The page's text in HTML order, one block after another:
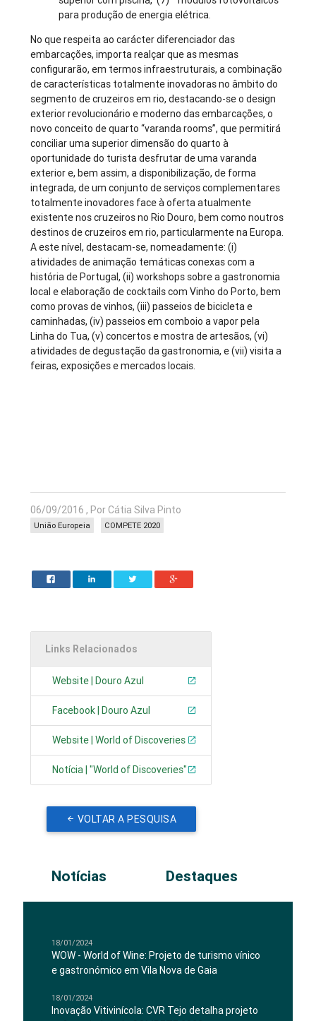
para produção de energia elétrica.
No que respeita ao carácter diferenciador das
embarcações, importa realçar que as mesmas
configurarão, em termos infraestruturais, a combinação
de características totalmente inovadoras no âmbito do
segmento de cruzeiros em rio, destacando-se o design
exterior revolucionário e moderno das embarcações, o
novo conceito de quarto “varanda rooms”, que permitirá
conciliar uma superior dimensão do quarto à
oportunidade do turista desfrutar de uma varanda
exterior e, bem assim, a disponibilização, de forma
integrada, de um conjunto de serviços complementares
totalmente inovadores face à oferta atualmente
existente nos cruzeiros no Rio Douro, bem como noutros
destinos de cruzeiros em rio, particularmente na Europa.
A este nível, destacam-se, nomeadamente: (i)
atividades de animação temáticas conexas com a
história de Portugal, (ii) workshops sobre a gastronomia
local e elaboração de cocktails com Vinho do Porto, bem
como provas de vinhos, (iii) passeios de bicicleta e
caminhadas, (iv) passeios em comboio a vapor pela
Linha do Tua, (v) concertos e mostra de artesãos, (vi)
atividades de degustação da gastronomia, e (vii) visita a
feiras, exposições e mercados locais.
06/09/2016 , Por Cátia Silva Pinto
COMPETE 2020
União Europeia
Links Relacionados
Website | Douro Azul
Facebook | Douro Azul
Website | World of Discoveries
Notícia | "World of Discoveries"
VOLTAR A PESQUISA
Notícias Destaques
18/01/2024
WOW - World of Wine: Projeto de turismo vínico
e gastronómico em Vila Nova de Gaia
18/01/2024
Inovação Vitivinícola: CVR Tejo detalha projeto